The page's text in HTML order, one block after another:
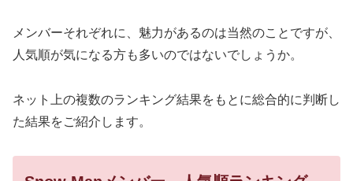
メンバーそれぞれに、魅力があるのは当然のことですが、
人気順が気になる方も多いのではないでしょうか。
ネット上の複数のランキング結果をもとに総合的に判断し
た結果をご紹介します。